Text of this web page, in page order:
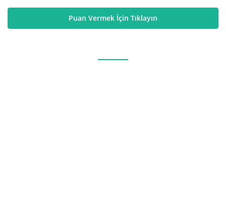
Puan Vermek İçin Tıklayın